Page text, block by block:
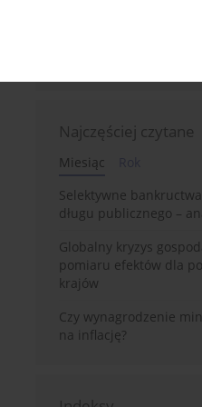
Najczęściej czytane
Miesiąc
Selektywne
długu publicznego –
Globalny kryzys
pomiaru efektów dla
krajów
Czy wynagrodzenie
na inflację?